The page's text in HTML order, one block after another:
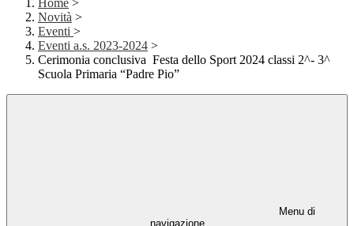
Home >
Novità >
Eventi >
Eventi a.s. 2023-2024 >
Cerimonia conclusiva Festa dello Sport 2024 classi 2^- 3^
Scuola Primaria “Padre Pio”
Menu di
navigazione